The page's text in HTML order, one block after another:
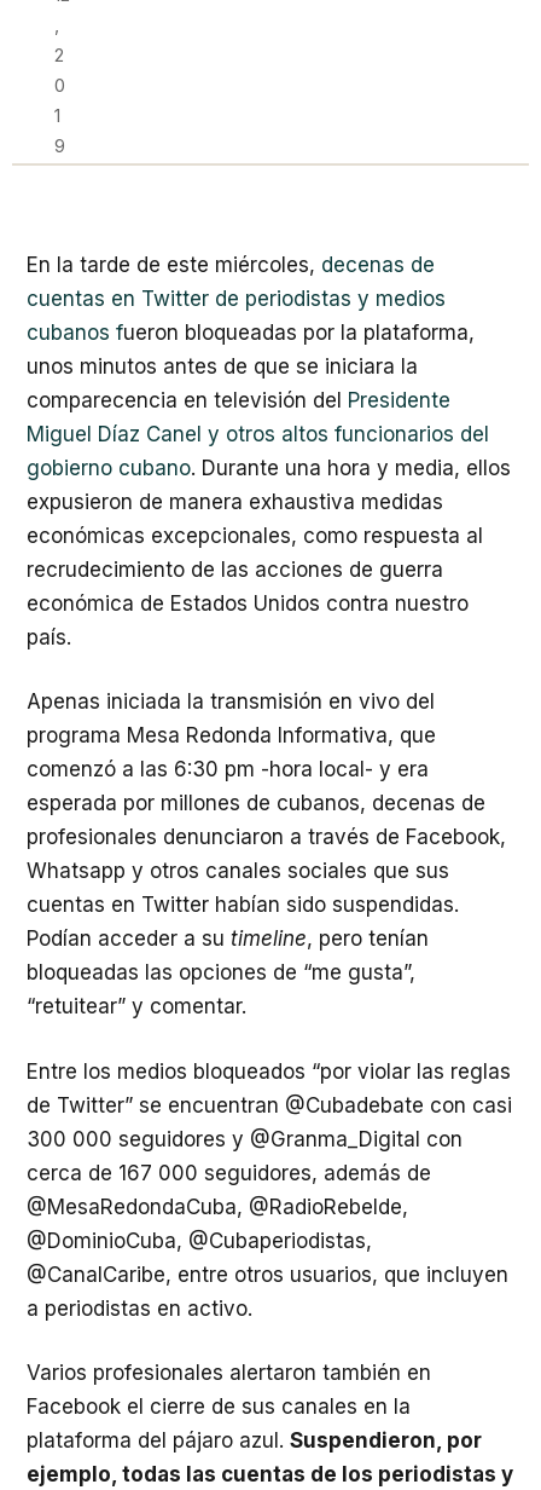
,
2
0
1
9
En la tarde de este miércoles, decenas de
cuentas en Twitter de periodistas y medios
cubanos fueron bloqueadas por la plataforma,
unos minutos antes de que se iniciara la
comparecencia en televisión del Presidente
Miguel Díaz Canel y otros altos funcionarios del
gobierno cubano. Durante una hora y media, ellos
expusieron de manera exhaustiva medidas
económicas excepcionales, como respuesta al
recrudecimiento de las acciones de guerra
económica de Estados Unidos contra nuestro
país.
Apenas iniciada la transmisión en vivo del
programa Mesa Redonda Informativa, que
comenzó a las 6:30 pm -hora local- y era
esperada por millones de cubanos, decenas de
profesionales denunciaron a través de Facebook,
Whatsapp y otros canales sociales que sus
cuentas en Twitter habían sido suspendidas.
Podían acceder a su timeline, pero tenían
bloqueadas las opciones de “me gusta”,
“retuitear” y comentar.
Entre los medios bloqueados “por violar las reglas
de Twitter” se encuentran @Cubadebate con casi
300 000 seguidores y @Granma_Digital con
cerca de 167 000 seguidores, además de
@MesaRedondaCuba, @RadioRebelde,
@DominioCuba, @Cubaperiodistas,
@CanalCaribe, entre otros usuarios, que incluyen
a periodistas en activo.
Varios profesionales alertaron también en
Facebook el cierre de sus canales en la
plataforma del pájaro azul. Suspendieron, por
ejemplo, todas las cuentas de los periodistas y